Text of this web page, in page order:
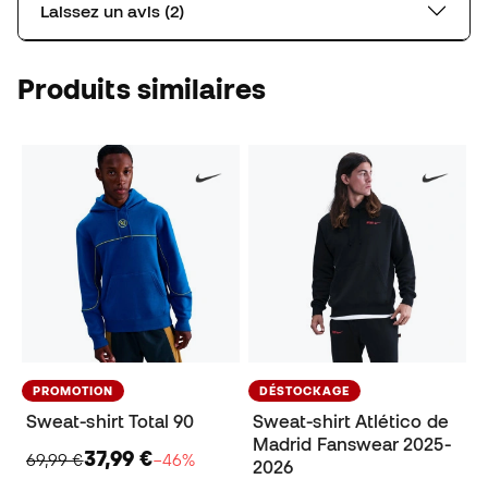
Laissez un avis (2)
Produits similaires
PROMOTION
Sweat-shirt Total 90
69,99 €37,99 €−46%
DÉSTOCKAGE
Sweat-shirt Atlético de
Madrid Fanswear 2025-
2026